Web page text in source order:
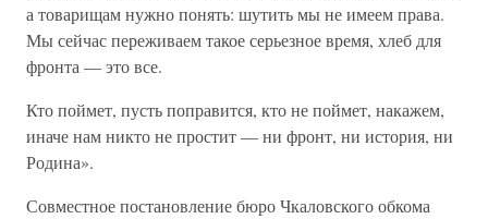
а товарищам нужно понять: шутить мы не имеем права.
Мы сейчас переживаем такое серьезное время, хлеб для
фронта — это все.
Кто поймет, пусть поправится, кто не поймет, накажем,
иначе нам никто не простит — ни фронт, ни история, ни
Родина».
Совместное постановление бюро Чкаловского обкома